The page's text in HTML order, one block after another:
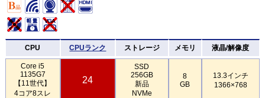
CPU CPUランク ストレージ メモリ 液晶/解像度
Core i5
1135G7
【11世代】
4コア8スレ
24
SSD
256GB
新品
NVMe
8
GB
13.3インチ
1366×768